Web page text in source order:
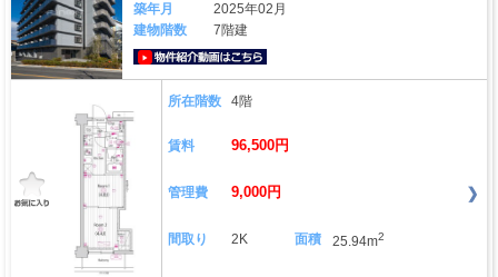
築年月
2025年02月
建物階数
7階建
所在階数 4階
賃料 96,500円
管理費 9,000円
間取り 2K 面積 25.94m2